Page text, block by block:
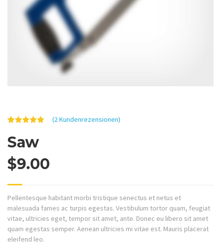
mit
von 5,
auf
Kundenbewertungen
(2Kundenrezensionen)
Saw
$9.00
Pellentesque habitant morbi tristique senectus et netus et
malesuada fames ac turpis egestas. Vestibulum tortor quam, feugiat
vitae, ultricies eget, tempor sit amet, ante. Donec eu libero sit amet
quam egestas semper. Aenean ultricies mi vitae est. Mauris placerat
eleifend leo.